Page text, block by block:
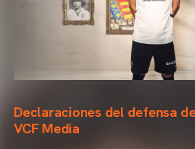
Declaraciones del defensa
VCF Media